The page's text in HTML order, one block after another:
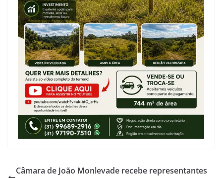
Câmara de João Monlevade recebe representantes